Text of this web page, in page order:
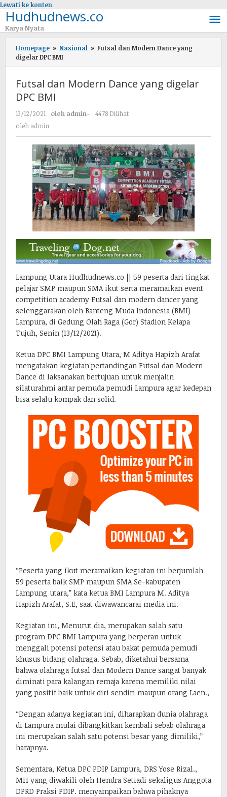
Lewati ke konten
Hudhudnews.co
Karya Nyata
Homepage » Nasional » Futsal dan Modern Dance yang
digelar DPC BMI
Futsal dan Modern Dance yang digelar
DPC BMI
13/12/2021 oleh admin-
4478 Dilihat
oleh admin
Lampung Utara Hudhudnews.co || 59 peserta dari tingkat
pelajar SMP maupun SMA ikut serta meramaikan event
competition academy Futsal dan modern dancer yang
selenggarakan oleh Banteng Muda Indonesia (BMI)
Lampura, di Gedung Olah Raga (Gor) Stadion Kelapa
Tujuh, Senin (13/12/2021).
Ketua DPC BMI Lampung Utara, M Aditya Hapizh Arafat
mengatakan kegiatan pertandingan Futsal dan Modern
Dance di laksanakan bertujuan untuk menjalin
silaturahmi antar pemuda pemudi Lampura agar kedepan
bisa selalu kompak dan solid.
“Peserta yang ikut meramaikan kegiatan ini berjumlah
59 peserta baik SMP maupun SMA Se-kabupaten
Lampung utara,” kata ketua BMI Lampura M. Aditya
Hapizh Arafat, S.E, saat diwawancarai media ini.
Kegiatan ini, Menurut dia, merupakan salah satu
program DPC BMI Lampura yang berperan untuk
menggali potensi potensi atau bakat pemuda pemudi
khusus bidang olahraga. Sebab, diketahui bersama
bahwa olahraga futsal dan Modern Dance sangat banyak
diminati para kalangan remaja karena memiliki nilai
yang positif baik untuk diri sendiri maupun orang Laen.,
“Dengan adanya kegiatan ini, diharapkan dunia olahraga
di Lampura mulai dibangkitkan kembali sebab olahraga
ini merupakan salah satu potensi besar yang dimiliki,”
harapnya.
Sementara, Ketua DPC PDIP Lampura, DRS Yose Rizal.,
MH yang diwakili oleh Hendra Setiadi sekaligus Anggota
DPRD Praksi PDIP. menyampaikan bahwa pihaknya